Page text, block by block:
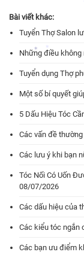
Bài viết khác:
Tuyển Thợ Salon
Những điều
Tuyển dụng Thợ
Một số bí quyết
5 Dấu Hiệu Tóc
Các vấn đề
Các lưu ý khi bạn
Tóc Nối Có Uốn
08/07/2026
Các dấu hiệu của
Các kiểu tóc ngắn
Các bạn ưu điểm